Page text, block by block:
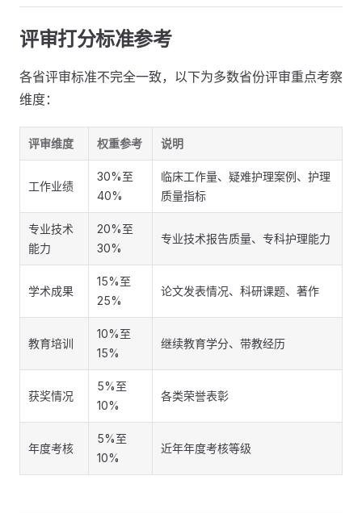
评审打分标准参考
各省评审标准不完全一致，以下为多数省份评审重点考察
维度：
评审维度 权重参考 说明
工作业绩
30%至
40%
临床工作量、疑难护理案例、护理
质量指标
专业技术
能力
20%至
30%
专业技术报告质量、专科护理能力
学术成果
15%至
25%
论文发表情况、科研课题、著作
教育培训
10%至
15%
继续教育学分、带教经历
获奖情况
5%至
10%
各类荣誉表彰
年度考核
5%至
10%
近年年度考核等级